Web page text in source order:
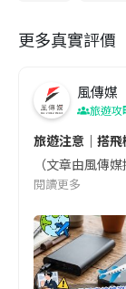
更多真實評價
風傳媒
旅遊攻
旅遊注意｜搭
（文章由風傳
閱讀更多